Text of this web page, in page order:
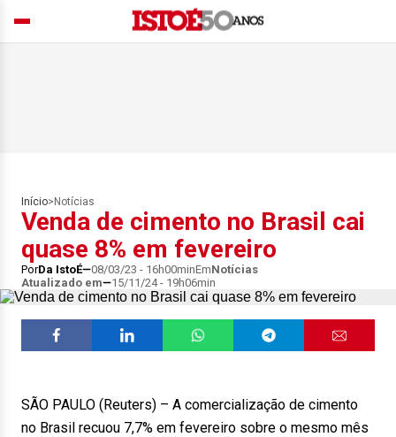
Início> Notícias
Venda de cimento no Brasil cai
quase 8% em fevereiro
PorDa IstoÉ 08/03/23 - 16h00minEmNotícias
Atualizado em
15/11/24 - 19h06min
SÃO PAULO (Reuters) – A comercialização de cimento
no Brasil recuou 7,7% em fevereiro sobre o mesmo mês